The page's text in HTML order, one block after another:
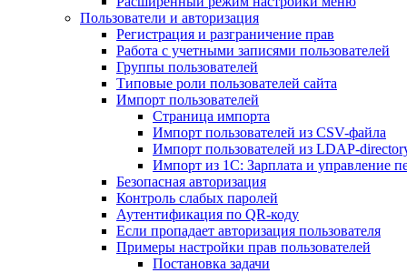
Пользователи и авторизация
Регистрация и разграничение прав
Работа с учетными записями пользователей
Группы пользователей
Типовые роли пользователей сайта
Импорт пользователей
Страница импорта
Импорт пользователей из CSV-файла
Импорт пользователей из LDAP-
Импорт из 1С: Зарплата и управление
Безопасная авторизация
Контроль слабых паролей
Аутентификация по QR-коду
Если пропадает авторизация пользователя
Примеры настройки прав пользователей
Постановка задачи